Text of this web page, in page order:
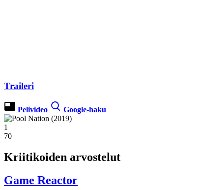
Traileri
Pelivideo Google-haku
1
70
Kriitikoiden arvostelut
Game Reactor